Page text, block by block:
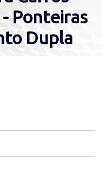
Ponteiras
Dupla